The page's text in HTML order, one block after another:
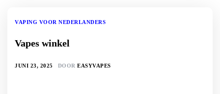
VAPING VOOR NEDERLANDERS
Vapes winkel
JUNI 23, 2025 DOOR EASYVAPES